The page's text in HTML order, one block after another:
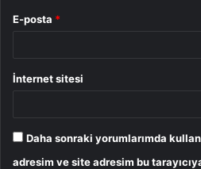
E-posta *
İnternet sitesi
Daha sonraki yorumlarımda
adresim ve site adresim bu